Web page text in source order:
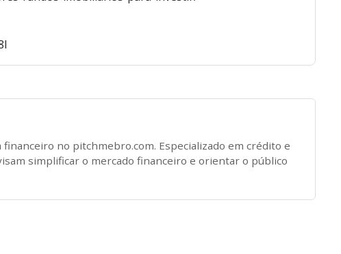
no pitchmebro.com. Especializado em crédito e
simplificar o mercado financeiro e orientar o público